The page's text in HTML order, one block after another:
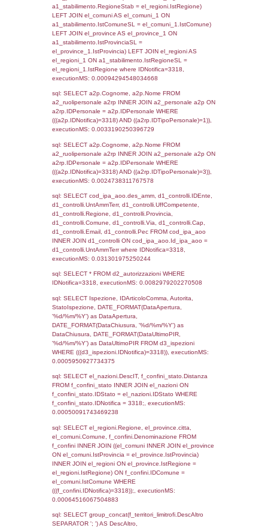
Debug
sql: SELECT COUNT(*) FROM `userlevels`
`userlevelid` = -2, executionMS:
sql: SELECT `userlevelid`, `userlevelname`
`userlevels`, executionMS:
sql: SELECT COUNT(*) FROM
WHERE `userlevelid` = -2, executionMS:
0.00023412704467773
sql: SELECT `tablename`, `userlevelid`,
`userlevelpermissions` WHERE `userlevelid`
executionMS: 0.0010719299316406
sql: SELECT a1.RagioneSociale,
localita, el_prov.citta AS provincia,
DATE(n.DataInvioNotifica) as
n.FileNotificaZip, n.DataFileNotificaZip
LEFT JOIN infostabilimento i ON
a1.CodiceUnivoco = n.CodiceUnivoco LEFT
el_comuni AS el_com ON a1.ComuneStab =
el_com.IstComune LEFT JOIN el_province
a1.ProvinciaStab = el_prov.IstProvincia
n.IDNotifica = 3318;, executionMS:
sql: SELECT a1_stabilimento.*,
ComuneST, el_province.citta as
el_regioni.Regione as RegioneST,
as ComuneSL, el_province_1.citta as
el_regioni_1.Regione as RegioneSL FROM
(((((a1_stabilimento LEFT JOIN el_comuni
a1_stabilimento.ComuneStab =
LEFT JOIN el_province ON
= el_province.IstProvincia) LEFT JOIN
LEFT JOIN el_comuni AS el_comuni_1 ON